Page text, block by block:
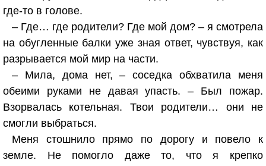
где-то в голове.
– Где… где родители? Где мой дом? – я смотрела
на обугленные балки уже зная ответ, чувствуя, как
разрывается мой мир на части.
– Мила, дома нет, – соседка обхватила меня
обеими руками не давая упасть. – Был пожар.
Взорвалась котельная. Твои родители… они не
смогли выбраться.
Меня стошнило прямо по дорогу и повело к
земле. Не помогло даже то, что я крепко